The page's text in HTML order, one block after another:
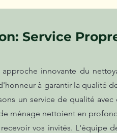
Service
innovante du
à garantir la qualité
un service de qualité
ménage nettoient en
vos invités. L'équipe